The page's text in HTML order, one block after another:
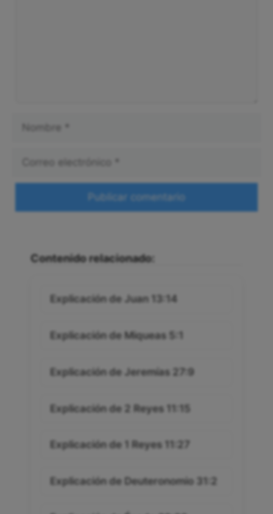
Contenido relacionado:
Explicación de Juan 13:14
Explicación de Miqueas 5:1
Explicación de Jeremías 27:9
Explicación de 2 Reyes 11:15
Explicación de 1 Reyes 11:27
Explicación de Deuteronomio 31:2